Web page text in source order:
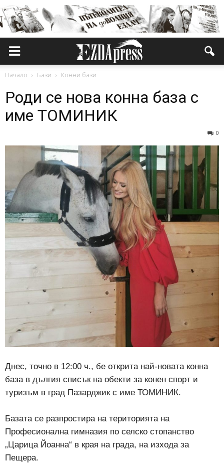
Начало Бази Конни бази
Роди се нова конна база с
име ТОМИНИК
0
Днес, точно в 12:00 ч., бе открита най-новата конна
база в дългия списък на обекти за конен спорт и
туризъм в град Пазарджик с име ТОМИНИК.
Базата се разпростира на територията на
Професионална гимназия по селско стопанство
„Царица Йоанна“ в края на града, на изхода за
Пещера.